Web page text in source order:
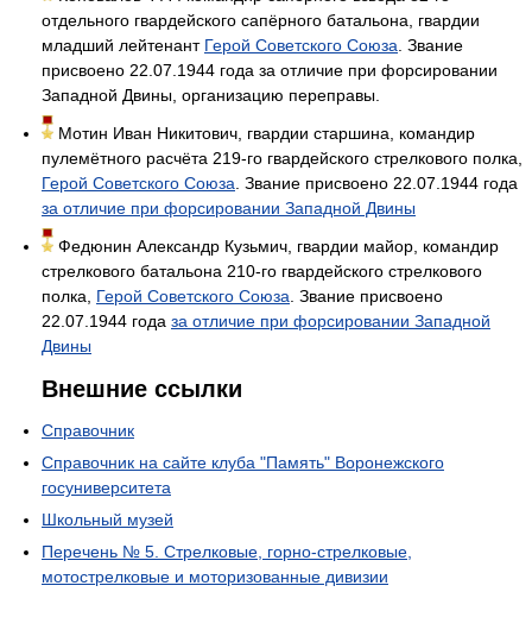
отдельного гвардейского сапёрного батальона, гвардии
младший лейтенант Герой Советского Союза . Звание
присвоено 22.07.1944 года за отличие при форсировании
Западной Двины, организацию переправы.
Мотин Иван Никитович, гвардии старшина, командир
пулемётного расчёта 219-го гвардейского стрелкового полка,
Герой Советского Союза . Звание присвоено 22.07.1944 года
за отличие при форсировании Западной Двины
Федюнин Александр Кузьмич, гвардии майор, командир
стрелкового батальона 210-го гвардейского стрелкового
полка, Герой Советского Союза . Звание присвоено
22.07.1944 года за отличие при форсировании Западной
Двины
Внешние ссылки
Справочник
Справочник на сайте клуба "Память" Воронежского
госуниверситета
Школьный музей
Перечень № 5. Стрелковые, горно-стрелковые,
мотострелковые и моторизованные дивизии